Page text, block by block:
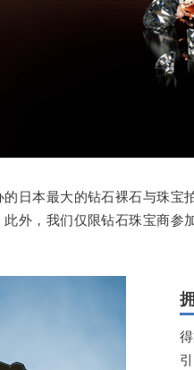
日本最大的钻石裸石与珠
外，我们仅限钻石珠宝商参